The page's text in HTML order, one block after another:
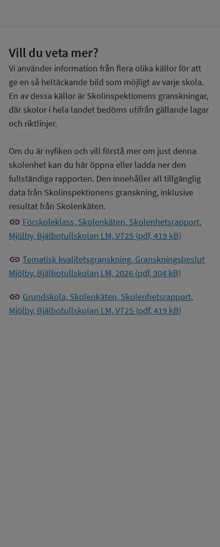
Vill du veta mer?
Vi använder information från flera olika källor för att
ge en så heltäckande bild som möjligt av varje skola.
En av dessa källor är Skolinspektionens granskningar,
där skolor i hela landet bedöms utifrån gällande lagar
och riktlinjer.
Om du är nyfiken och vill förstå mer om just denna
skolenhet kan du här öppna eller ladda ner den
fullständiga rapporten. Den innehåller all tillgänglig
data från Skolinspektionens granskning, inklusive
resultat från Skolenkäten.
link Förskoleklass, Skolenkäten, Skolenhetsrapport,
Mjölby, Bjälbotullskolan LM, VT25 (pdf, 419 kB)
link Tematisk kvalitetsgranskning, Granskningsbeslut
Mjölby, Bjälbotullskolan LM, 2026 (pdf, 304 kB)
link Grundskola, Skolenkäten, Skolenhetsrapport,
Mjölby, Bjälbotullskolan LM, VT25 (pdf, 419 kB)